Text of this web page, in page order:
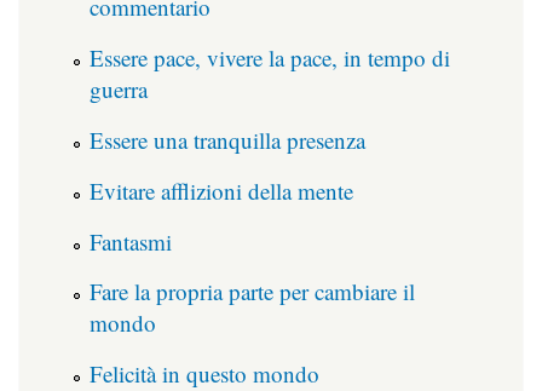
commentario
Essere pace, vivere la pace, in tempo di
guerra
Essere una tranquilla presenza
Evitare afflizioni della mente
Fantasmi
Fare la propria parte per cambiare il
mondo
Felicità in questo mondo